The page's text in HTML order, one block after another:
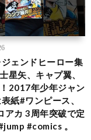
ェンドヒーロー集
星矢、キャプ翼、
2017年少年ジャン
紙#ワンピース、
アカ 3周年突破で定
#comics 。